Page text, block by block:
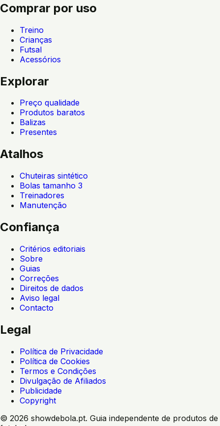
Comprar por uso
Treino
Crianças
Futsal
Acessórios
Explorar
Preço qualidade
Produtos baratos
Balizas
Presentes
Atalhos
Chuteiras sintético
Bolas tamanho 3
Treinadores
Manutenção
Confiança
Critérios editoriais
Sobre
Guias
Correções
Direitos de dados
Aviso legal
Contacto
Legal
Política de Privacidade
Política de Cookies
Termos e Condições
Divulgação de Afiliados
Publicidade
Copyright
© 2026 showdebola.pt. Guia independente de produtos de